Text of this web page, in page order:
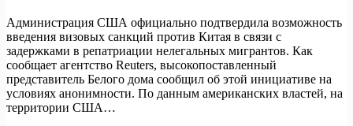
Администрация США официально подтвердила возможность
введения визовых санкций против Китая в связи с
задержками в репатриации нелегальных мигрантов. Как
сообщает агентство Reuters, высокопоставленный
представитель Белого дома сообщил об этой инициативе на
условиях анонимности. По данным американских властей, на
территории США…